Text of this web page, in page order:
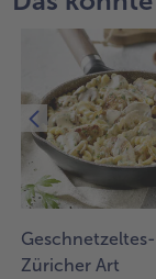
Züricher Art